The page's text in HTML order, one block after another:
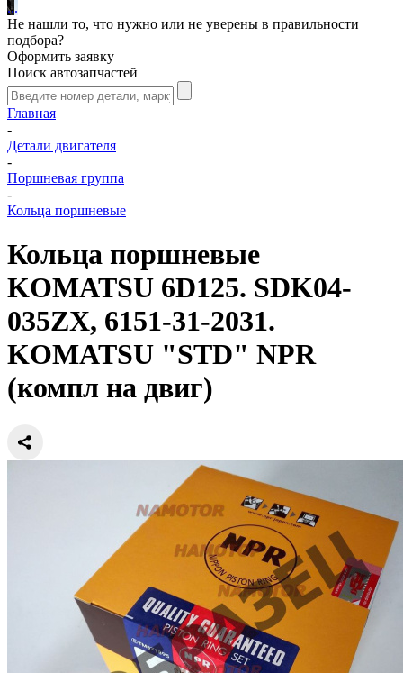
...
Не нашли то, что нужно или не уверены в правильности
подбора?
Оформить заявку
Поиск автозапчастей
Главная
-
Детали двигателя
-
Поршневая группа
-
Кольца поршневые
Кольца поршневые
KOMATSU 6D125. SDK04-
035ZX, 6151-31-2031.
KOMATSU "STD" NPR
(компл на двиг)